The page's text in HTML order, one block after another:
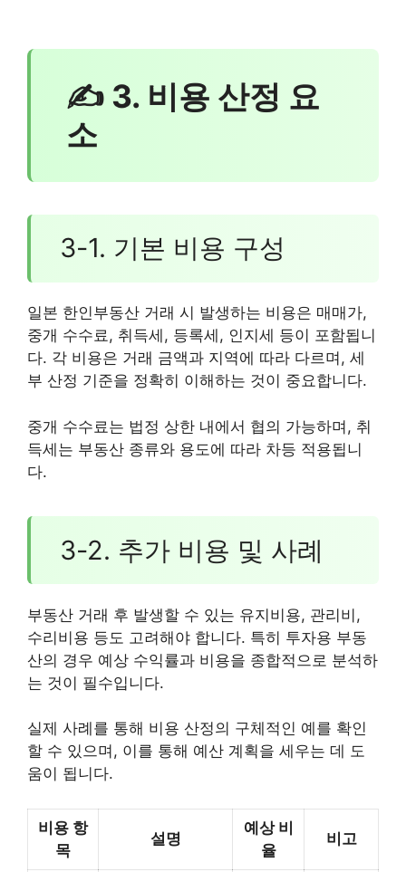
✍ 3. 비용 산정 요
소
3-1. 기본 비용 구성
일본 한인부동산 거래 시 발생하는 비용은 매매가,
중개 수수료, 취득세, 등록세, 인지세 등이 포함됩니
다. 각 비용은 거래 금액과 지역에 따라 다르며, 세
부 산정 기준을 정확히 이해하는 것이 중요합니다.
중개 수수료는 법정 상한 내에서 협의 가능하며, 취
득세는 부동산 종류와 용도에 따라 차등 적용됩니
다.
3-2. 추가 비용 및 사례
부동산 거래 후 발생할 수 있는 유지비용, 관리비,
수리비용 등도 고려해야 합니다. 특히 투자용 부동
산의 경우 예상 수익률과 비용을 종합적으로 분석하
는 것이 필수입니다.
실제 사례를 통해 비용 산정의 구체적인 예를 확인
할 수 있으며, 이를 통해 예산 계획을 세우는 데 도
움이 됩니다.
비용 항
목
설명
예상 비
율
비고